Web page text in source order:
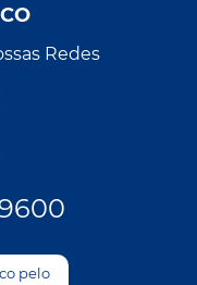
Redes
pelo